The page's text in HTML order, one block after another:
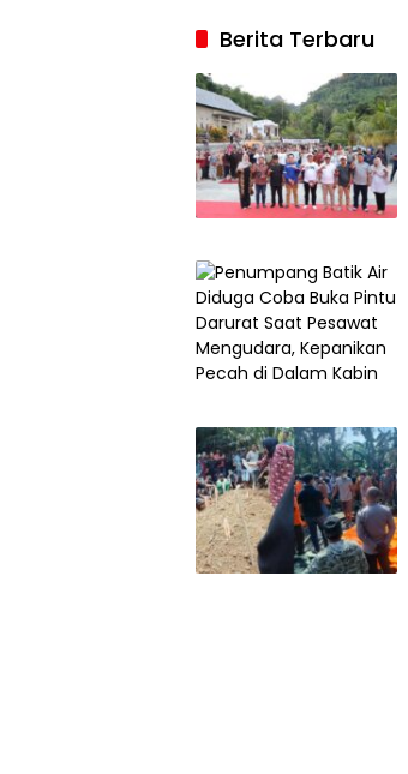
Berita Terbaru
Siaran